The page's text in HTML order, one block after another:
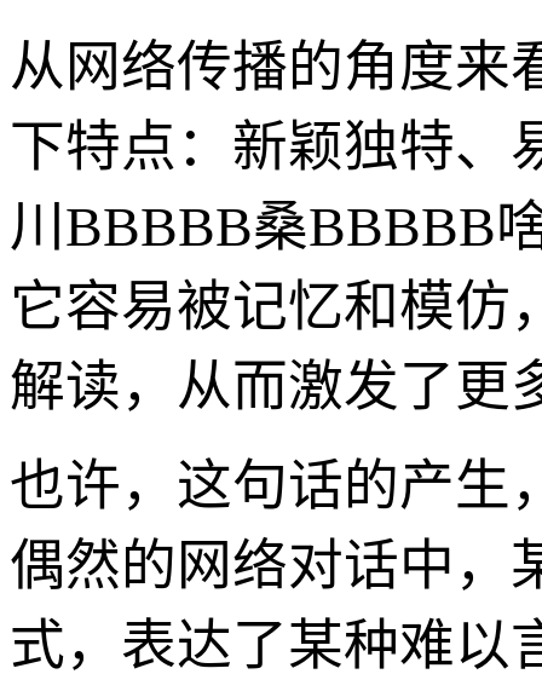
从网络传播的角度来
下特点：新颖独特、
川BBBBB桑BBBBB
它容易被记忆和模仿
解读，从而激发了更
也许，这句话的产生
偶然的网络对话中，
式，表达了某种难以